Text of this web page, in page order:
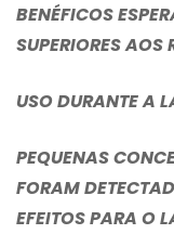
BENÉFICOS
SUPERIORES AOS
USO DURANTE A
PEQUENAS
FORAM
EFEITOS PARA O